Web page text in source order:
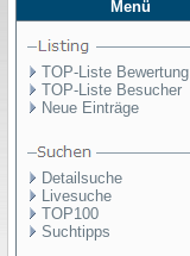
Menü
TOP-Liste Bewertung
TOP-Liste Besucher
Neue Einträge
Detailsuche
Livesuche
TOP100
Suchtipps